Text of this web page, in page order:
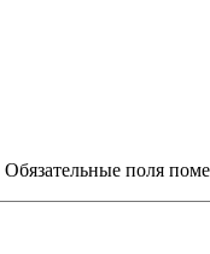
Обязательные поля